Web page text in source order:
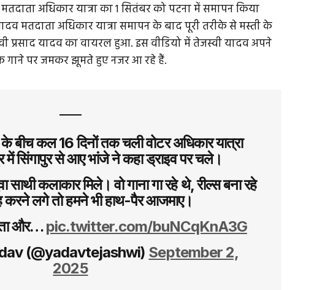
अधिकार यात्रा का 1 सितंबर को पटना में समापन किया
मतदाता अधिकार यात्रा समापन के बाद पूरी तरीके से मस्ती के
यादव का वायरल हुआ. इस वीडियो में तेजस्वी यादव अपने
गाने पर जमकर झूमते हुए नजर आ रहे हैं.
बीच कल 16 दिनों तक चली वोटर अधिकार यात्रा
में सिंगापुर से आए भांजे ने कहा ड्राइव पर चले।
कलाकार मिले। वो गाना गा रहे थे, रील्स बना रहे
लगे तो हमने भी हाथ-पैर आजमाए।
और…pic.twitter.com/buNCqKnA3G
(@yadavtejashwi) September 2,
2025